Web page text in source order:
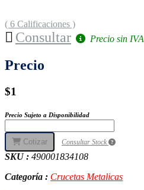
( 6 Calificaciones )
Consultar Precio sin IVA
Precio
$1
Precio Sujeto a Disponibilidad
Cotizar Consultar Stock
SKU : 490001834108
Categoría : Crucetas Metalicas